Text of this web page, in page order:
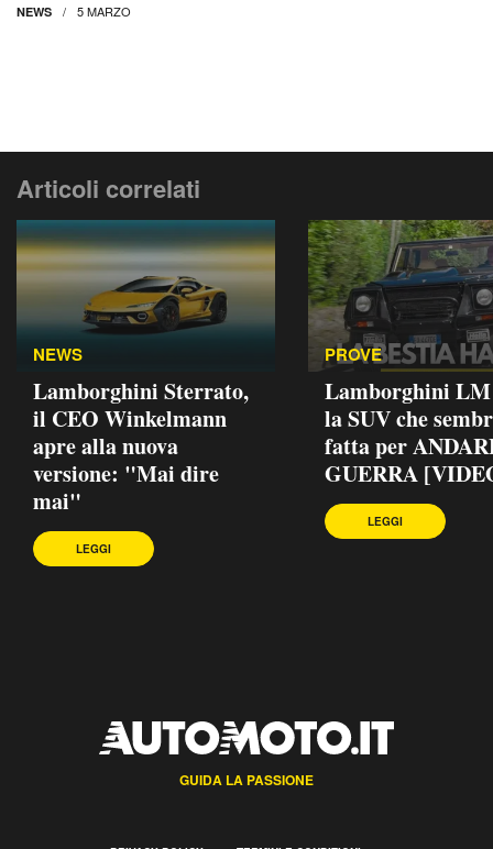
NEWS 5 MARZO
Articoli correlati
NEWS
Lamborghini Sterrato,
il CEO Winkelmann
apre alla nuova
versione: "Mai dire
mai"
LEGGI
PROVE
Lamborghini
la SUV che
fatta per
GUERRA
LEGGI
GUIDA LA PASSIONE